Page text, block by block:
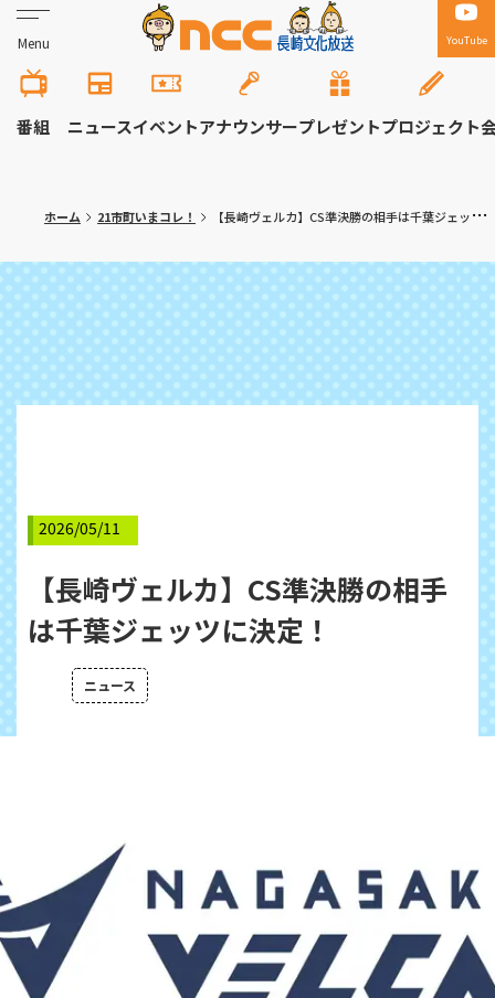
Menu YouTube
番組 ニュースイベントアナウンサープレゼントプロジェクト
ホーム 21市町いまコレ！ 【長崎ヴェルカ】CS準決勝の相手は千葉ジェッツに決定！
2026/05/11
【長崎ヴェルカ】CS準決勝の相手
は千葉ジェッツに決定！
ニュース